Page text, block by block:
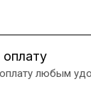
любым